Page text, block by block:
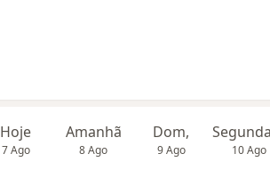
Hoje
7 Ago
Amanhã
8 Ago
Dom,
9 Ago 10 Ago